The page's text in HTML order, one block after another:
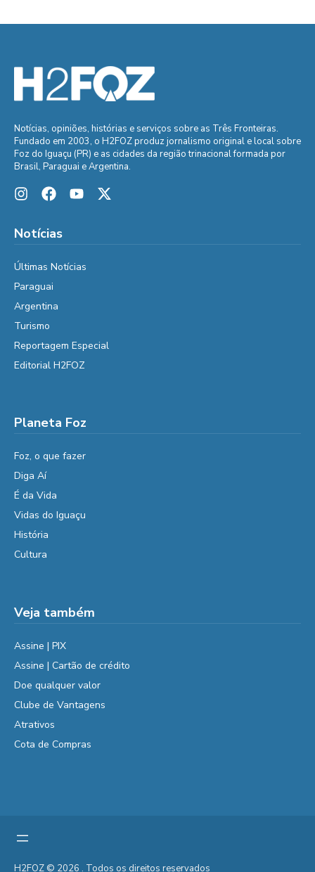
Notícias, opiniões, histórias e serviços sobre as Três Fronteiras.
Fundado em 2003, o H2FOZ produz jornalismo original e local sobre
Foz do Iguaçu (PR) e as cidades da região trinacional formada por
Brasil, Paraguai e Argentina.
Notícias
Últimas Notícias
Paraguai
Argentina
Turismo
Reportagem Especial
Editorial H2FOZ
Planeta Foz
Foz, o que fazer
Diga Aí
É da Vida
Vidas do Iguaçu
História
Cultura
Veja também
Assine | PIX
Assine | Cartão de crédito
Doe qualquer valor
Clube de Vantagens
Atrativos
Cota de Compras
H2FOZ © 2026 . Todos os direitos reservados